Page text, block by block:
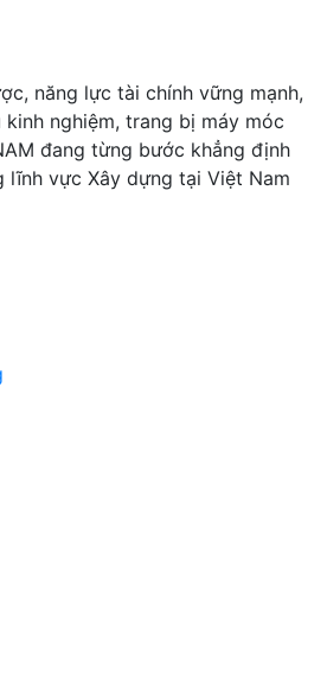
năng lực tài chính vững mạnh,
nghiệm, trang bị máy móc
đang từng bước khẳng định
lĩnh vực Xây dựng tại Việt Nam